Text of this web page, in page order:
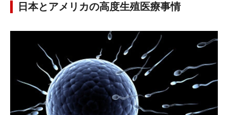
日本とアメリカの高度生殖医療事情